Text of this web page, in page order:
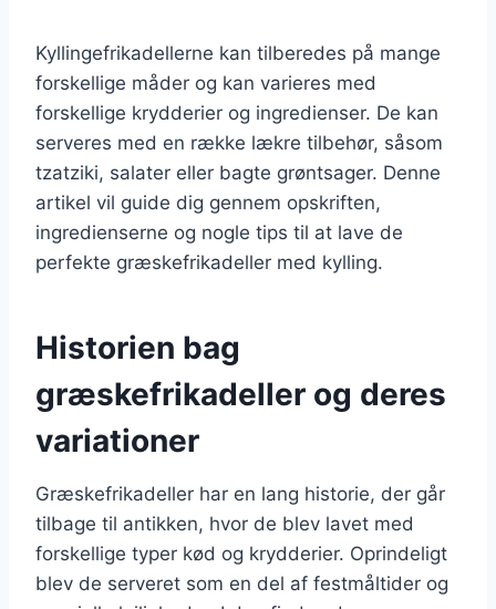
Kyllingefrikadellerne kan tilberedes på mange
forskellige måder og kan varieres med
forskellige krydderier og ingredienser. De kan
serveres med en række lækre tilbehør, såsom
tzatziki, salater eller bagte grøntsager. Denne
artikel vil guide dig gennem opskriften,
ingredienserne og nogle tips til at lave de
perfekte græskefrikadeller med kylling.
Historien bag
græskefrikadeller og deres
variationer
Græskefrikadeller har en lang historie, der går
tilbage til antikken, hvor de blev lavet med
forskellige typer kød og krydderier. Oprindeligt
blev de serveret som en del af festmåltider og